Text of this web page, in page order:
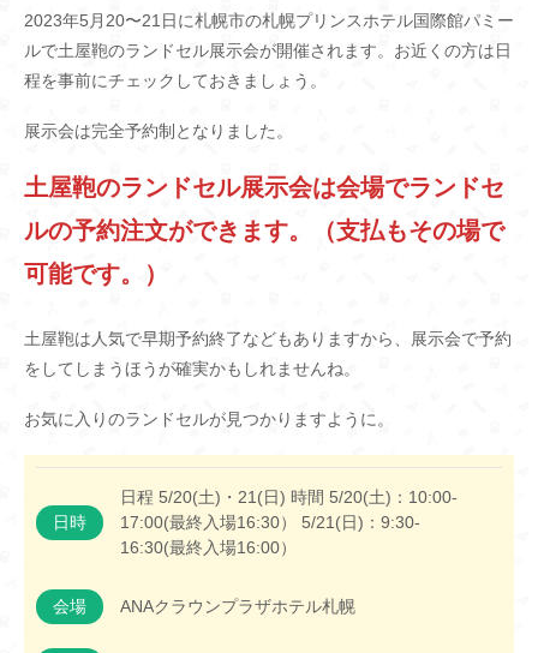
2023年5月20〜21日に札幌市の札幌プリンスホテル国際館パミー
ルで土屋鞄のランドセル展示会が開催されます。お近くの方は日
程を事前にチェックしておきましょう。
展示会は完全予約制となりました。
土屋鞄のランドセル展示会は会場でランドセ
ルの予約注文ができます。（支払もその場で
可能です。）
土屋鞄は人気で早期予約終了などもありますから、展示会で予約
をしてしまうほうが確実かもしれませんね。
お気に入りのランドセルが見つかりますように。
日時
日程 5/20(土)・21(日) 時間 5/20(土)：10:00-
17:00(最終入場16:30） 5/21(日)：9:30-
16:30(最終入場16:00）
会場 ANAクラウンプラザホテル札幌